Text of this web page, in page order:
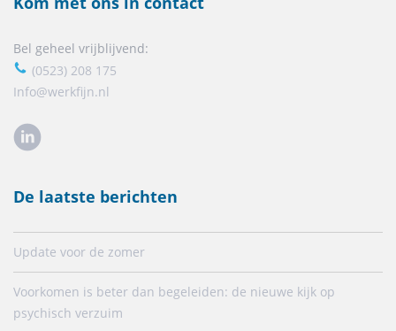
Bel geheel vrijblijvend:
(0523) 208 175
Info@werkfijn.nl
De laatste berichten
Update voor de zomer
Voorkomen is beter dan begeleiden: de nieuwe kijk op
psychisch verzuim